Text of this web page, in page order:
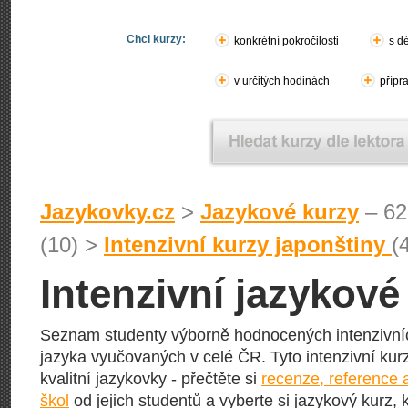
Chci kurzy: konkrétní pokročilosti s
v určitých hodinách
Jazykovky.cz > Jazykové kurzy –
(10) > Intenzivní kurzy japonštiny
Intenzivní
Seznam studenty výborně hodnocených
jazyka vyučovaných v celé ČR. Tyto intenzivní
kvalitní jazykovky - přečtěte si recenze, reference
škol od jejich studentů a vyberte si jazykový kurz,